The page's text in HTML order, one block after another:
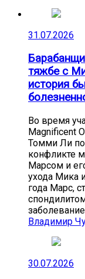
31.07.2026
тяжбе с
история
Во время
Magnificent
Томми Ли
конфликте
Марсом и
ухода Мика
года Марс,
Владимир
30.07.2026